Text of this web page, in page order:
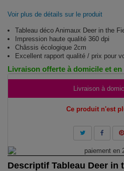
Voir plus de détails sur le produit
Tableau déco Animaux Deer in the
Impression haute qualité 360 dpi
Châssis écologique 2cm
Excellent rapport qualité / prix pour
Livraison offerte à domicile et
Livraison à
Ce produit n'est
Descriptif Tableau Deer in